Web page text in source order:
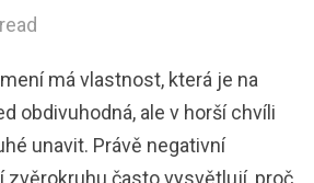
má vlastnost, která je na
obdivuhodná, ale v horší chvíli
unavit. Právě negativní
často vysvětlují, proč